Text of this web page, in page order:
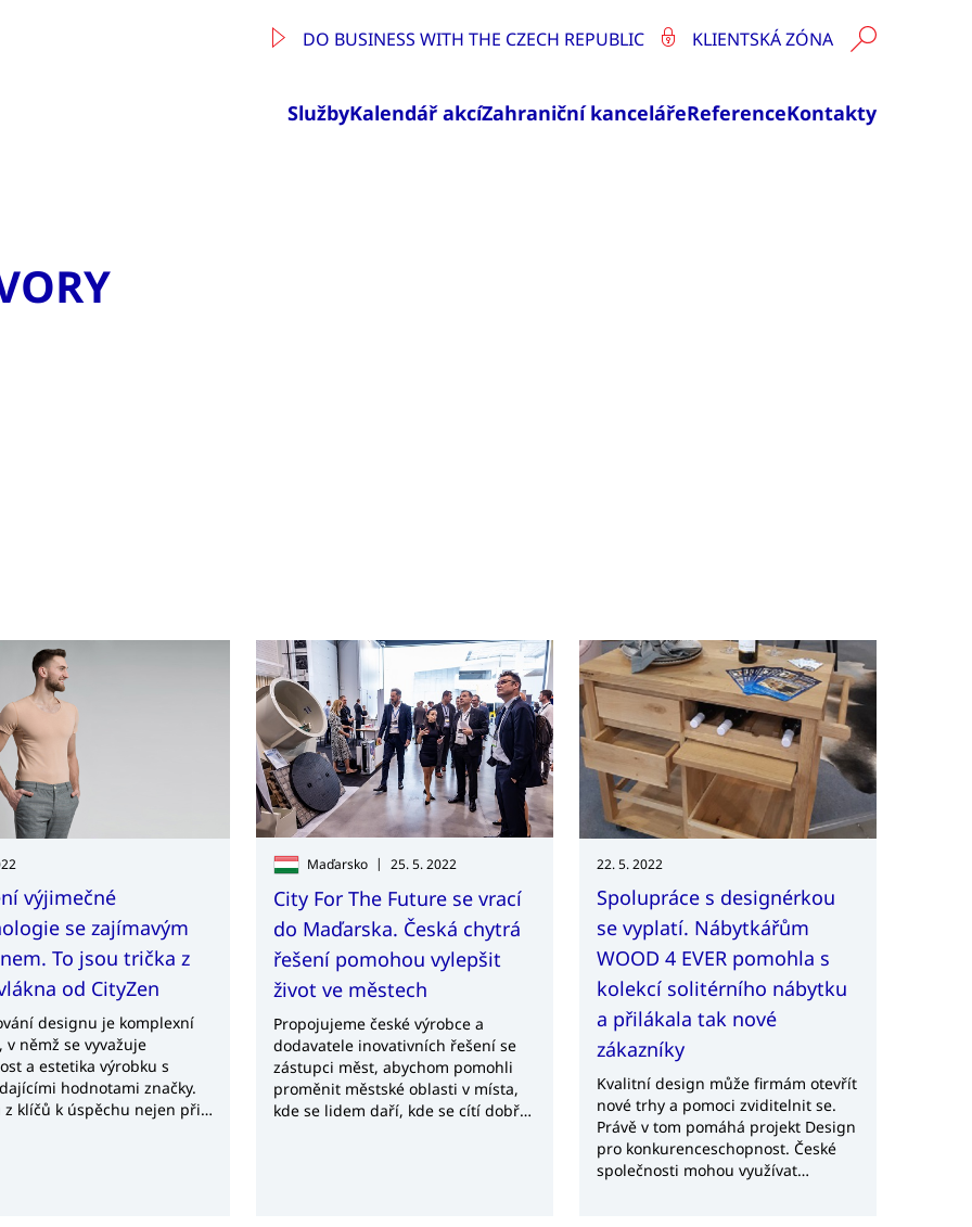
DO BUSINESS WITH THE CZECH REPUBLIC KLIENTSKÁ ZÓNA
SlužbyKalendář akcíZahraniční kancelářeReferenceKontakty
výjimečné
se zajímavým
To jsou trička z
od CityZen
designu je komplexní
v němž se vyvažuje
a estetika výrobku s
hodnotami značky.
z klíčů k úspěchu nejen při
Maďarsko | 25. 5. 2022
City For The Future se vrací
do Maďarska. Česká chytrá
řešení pomohou vylepšit
život ve městech
Propojujeme české výrobce a
dodavatele inovativních řešení se
zástupci měst, abychom pomohli
proměnit městské oblasti v místa,
kde se lidem daří, kde se cítí dobře
22. 5. 2022
Spolupráce s designérkou
se vyplatí. Nábytkářům
WOOD 4 EVER pomohla s
kolekcí solitérního nábytku
a přilákala tak nové
zákazníky
Kvalitní design může firmám otevřít
nové trhy a pomoci zviditelnit se.
Právě v tom pomáhá projekt Design
pro konkurenceschopnost. České
společnosti mohou využívat